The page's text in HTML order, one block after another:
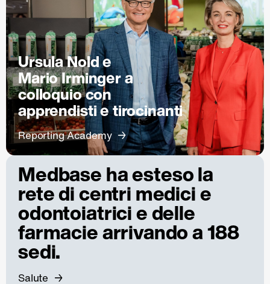
Ursula Nold e
Mario Irminger a
colloquio con
apprendisti e tirocinanti
Reporting Academy
Medbase ha esteso la
rete di centri medici e
odontoiatrici e delle
farmacie arrivando a 188
sedi.
Salute